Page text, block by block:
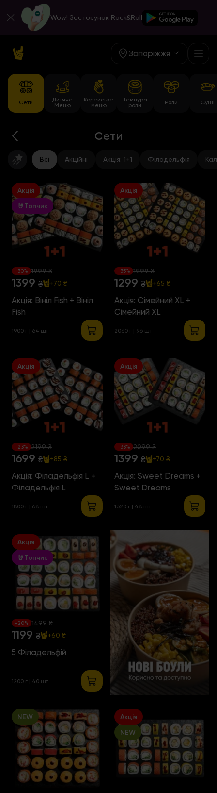
Wow! Застосунок Rock&Roll
Запоріжжя
Сети
Дитяче
Меню
Корейське
меню
Темпура
роли
Роли Суші
Сети
Всі Акційні Акція: 1+1 Філадельфія
Акція
🤘Топчик
-30% 1999 ₴
1399 ₴ +70 ₴
Акція: Вініл Fish + Вініл
Fish
1900 г | 64 шт
Акція
-35% 1999 ₴
1299 ₴ +65 ₴
Акція: Сімейний XL +
Сімейний XL
2060 г | 96 шт
Акція
-23% 2199 ₴
1699 ₴ +85 ₴
Акція: Філадельфія L +
Філадельфія L
1800 г | 68 шт
Акція
-33% 2099 ₴
1399 ₴ +70 ₴
Акція: Sweet Dreams +
Sweet Dreams
1620 г | 48 шт
Акція
🤘Топчик
-20% 1499 ₴
1199 ₴ +60 ₴
5 Філадельфій
1200 г | 40 шт
NEW
Акція
NEW